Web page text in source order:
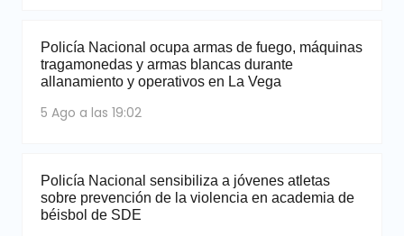
Policía Nacional ocupa armas de fuego, máquinas
tragamonedas y armas blancas durante
allanamiento y operativos en La Vega
5 Ago a las 19:02
Policía Nacional sensibiliza a jóvenes atletas
sobre prevención de la violencia en academia de
béisbol de SDE